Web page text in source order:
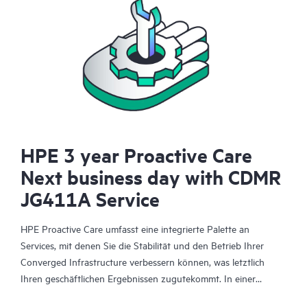
HPE 3 year Proactive Care
Next business day with CDMR
JG411A Service
HPE Proactive Care umfasst eine integrierte Palette an
Services, mit denen Sie die Stabilität und den Betrieb Ihrer
Converged Infrastructure verbessern können, was letztlich
Ihren geschäftlichen Ergebnissen zugutekommt. In einer